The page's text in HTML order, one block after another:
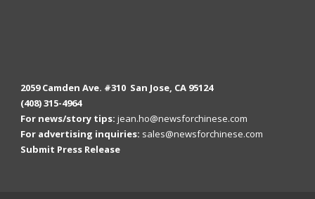
2059 Camden Ave. #310 San Jose, CA 95124
(408) 315-4964
For news/story tips: jean.ho@newsforchinese.com
For advertising inquiries: sales@newsforchinese.com
Submit Press Release